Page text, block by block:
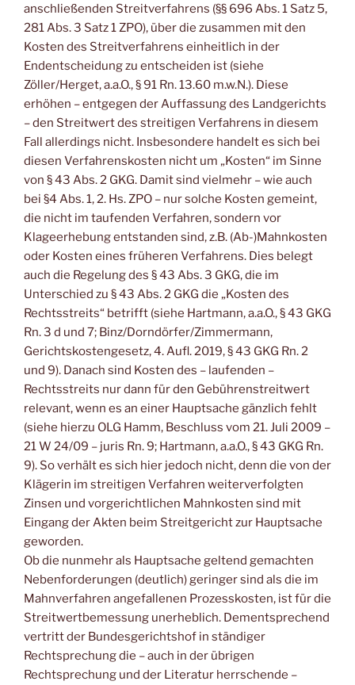
anschließenden Streitverfahrens (§§ 696 Abs. 1 Satz 5,
281 Abs. 3 Satz 1 ZPO), über die zusammen mit den
Kosten des Streitverfahrens einheitlich in der
Endentscheidung zu entscheiden ist (siehe
Zöller/Herget, a.a.O., § 91 Rn. 13.60 m.w.N.). Diese
erhöhen – entgegen der Auffassung des Landgerichts
– den Streitwert des streitigen Verfahrens in diesem
Fall allerdings nicht. Insbesondere handelt es sich bei
diesen Verfahrenskosten nicht um „Kosten“ im Sinne
von § 43 Abs. 2 GKG. Damit sind vielmehr – wie auch
bei §4 Abs. 1, 2. Hs. ZPO – nur solche Kosten gemeint,
die nicht im taufenden Verfahren, sondern vor
Klageerhebung entstanden sind, z.B. (Ab-)Mahnkosten
oder Kosten eines früheren Verfahrens. Dies belegt
auch die Regelung des § 43 Abs. 3 GKG, die im
Unterschied zu § 43 Abs. 2 GKG die „Kosten des
Rechtsstreits“ betrifft (siehe Hartmann, a.a.O., § 43 GKG
Rn. 3 d und 7; Binz/Dorndörfer/Zimmermann,
Gerichtskostengesetz, 4. Aufl. 2019, § 43 GKG Rn. 2
und 9). Danach sind Kosten des – laufenden –
Rechtsstreits nur dann für den Gebührenstreitwert
relevant, wenn es an einer Hauptsache gänzlich fehlt
(siehe hierzu OLG Hamm, Beschluss vom 21. Juli 2009 –
21 W 24/09 – juris Rn. 9; Hartmann, a.a.O., § 43 GKG Rn.
9). So verhält es sich hier jedoch nicht, denn die von der
Klägerin im streitigen Verfahren weiterverfolgten
Zinsen und vorgerichtlichen Mahnkosten sind mit
Eingang der Akten beim Streitgericht zur Hauptsache
geworden.
Ob die nunmehr als Hauptsache geltend gemachten
Nebenforderungen (deutlich) geringer sind als die im
Mahnverfahren angefallenen Prozesskosten, ist für die
Streitwertbemessung unerheblich. Dementsprechend
vertritt der Bundesgerichtshof in ständiger
Rechtsprechung die – auch in der übrigen
Rechtsprechung und der Literatur herrschende –